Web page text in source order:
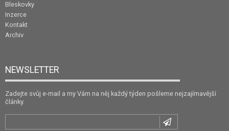
Bleskovky
Inzerce
Kontakt
Archiv
NEWSLETTER
Zadejte svůj e-mail a my Vám na něj každý týden pošleme nejzajímavější
články.